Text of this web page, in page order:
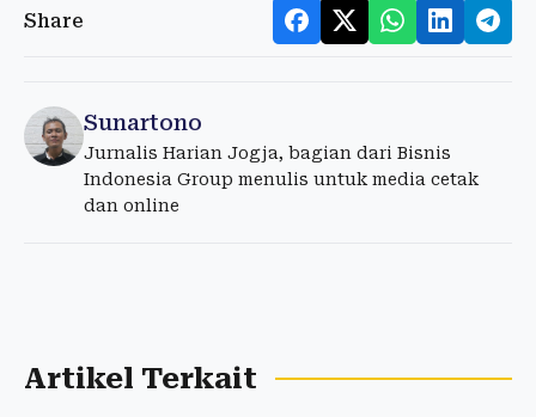
Share
Sunartono
Jurnalis Harian Jogja, bagian dari Bisnis
Indonesia Group menulis untuk media cetak
dan online
Artikel Terkait